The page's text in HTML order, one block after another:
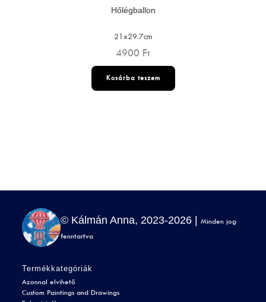
Hőlégballon
21x29.7cm
4900 Ft
Kosárba teszem
© Kálmán Anna, 2023-2026 |Minden jog
fenntartva
Termékkategóriák
Azonnal elvihető
Custom Paintings and Drawings